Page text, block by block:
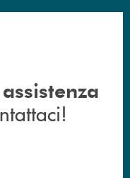
immediata? Contattaci!
assistenza